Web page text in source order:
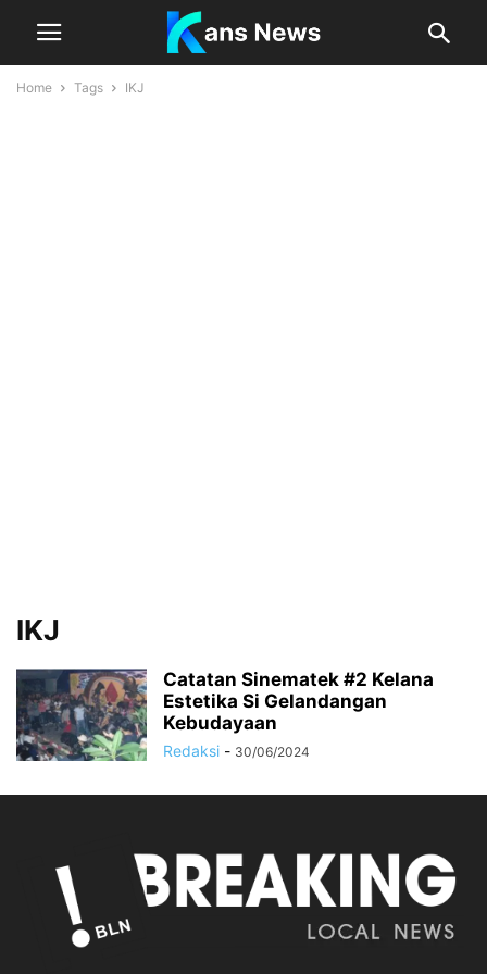
Home Tags IKJ
IKJ
Catatan Sinematek #2 Kelana
Estetika Si Gelandangan
Kebudayaan
Redaksi - 30/06/2024